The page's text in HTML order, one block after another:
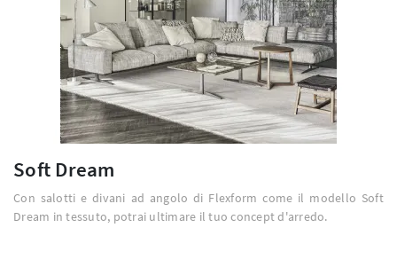
Soft Dream
Con salotti e divani ad angolo di Flexform come il modello Soft
Dream in tessuto, potrai ultimare il tuo concept d'arredo.